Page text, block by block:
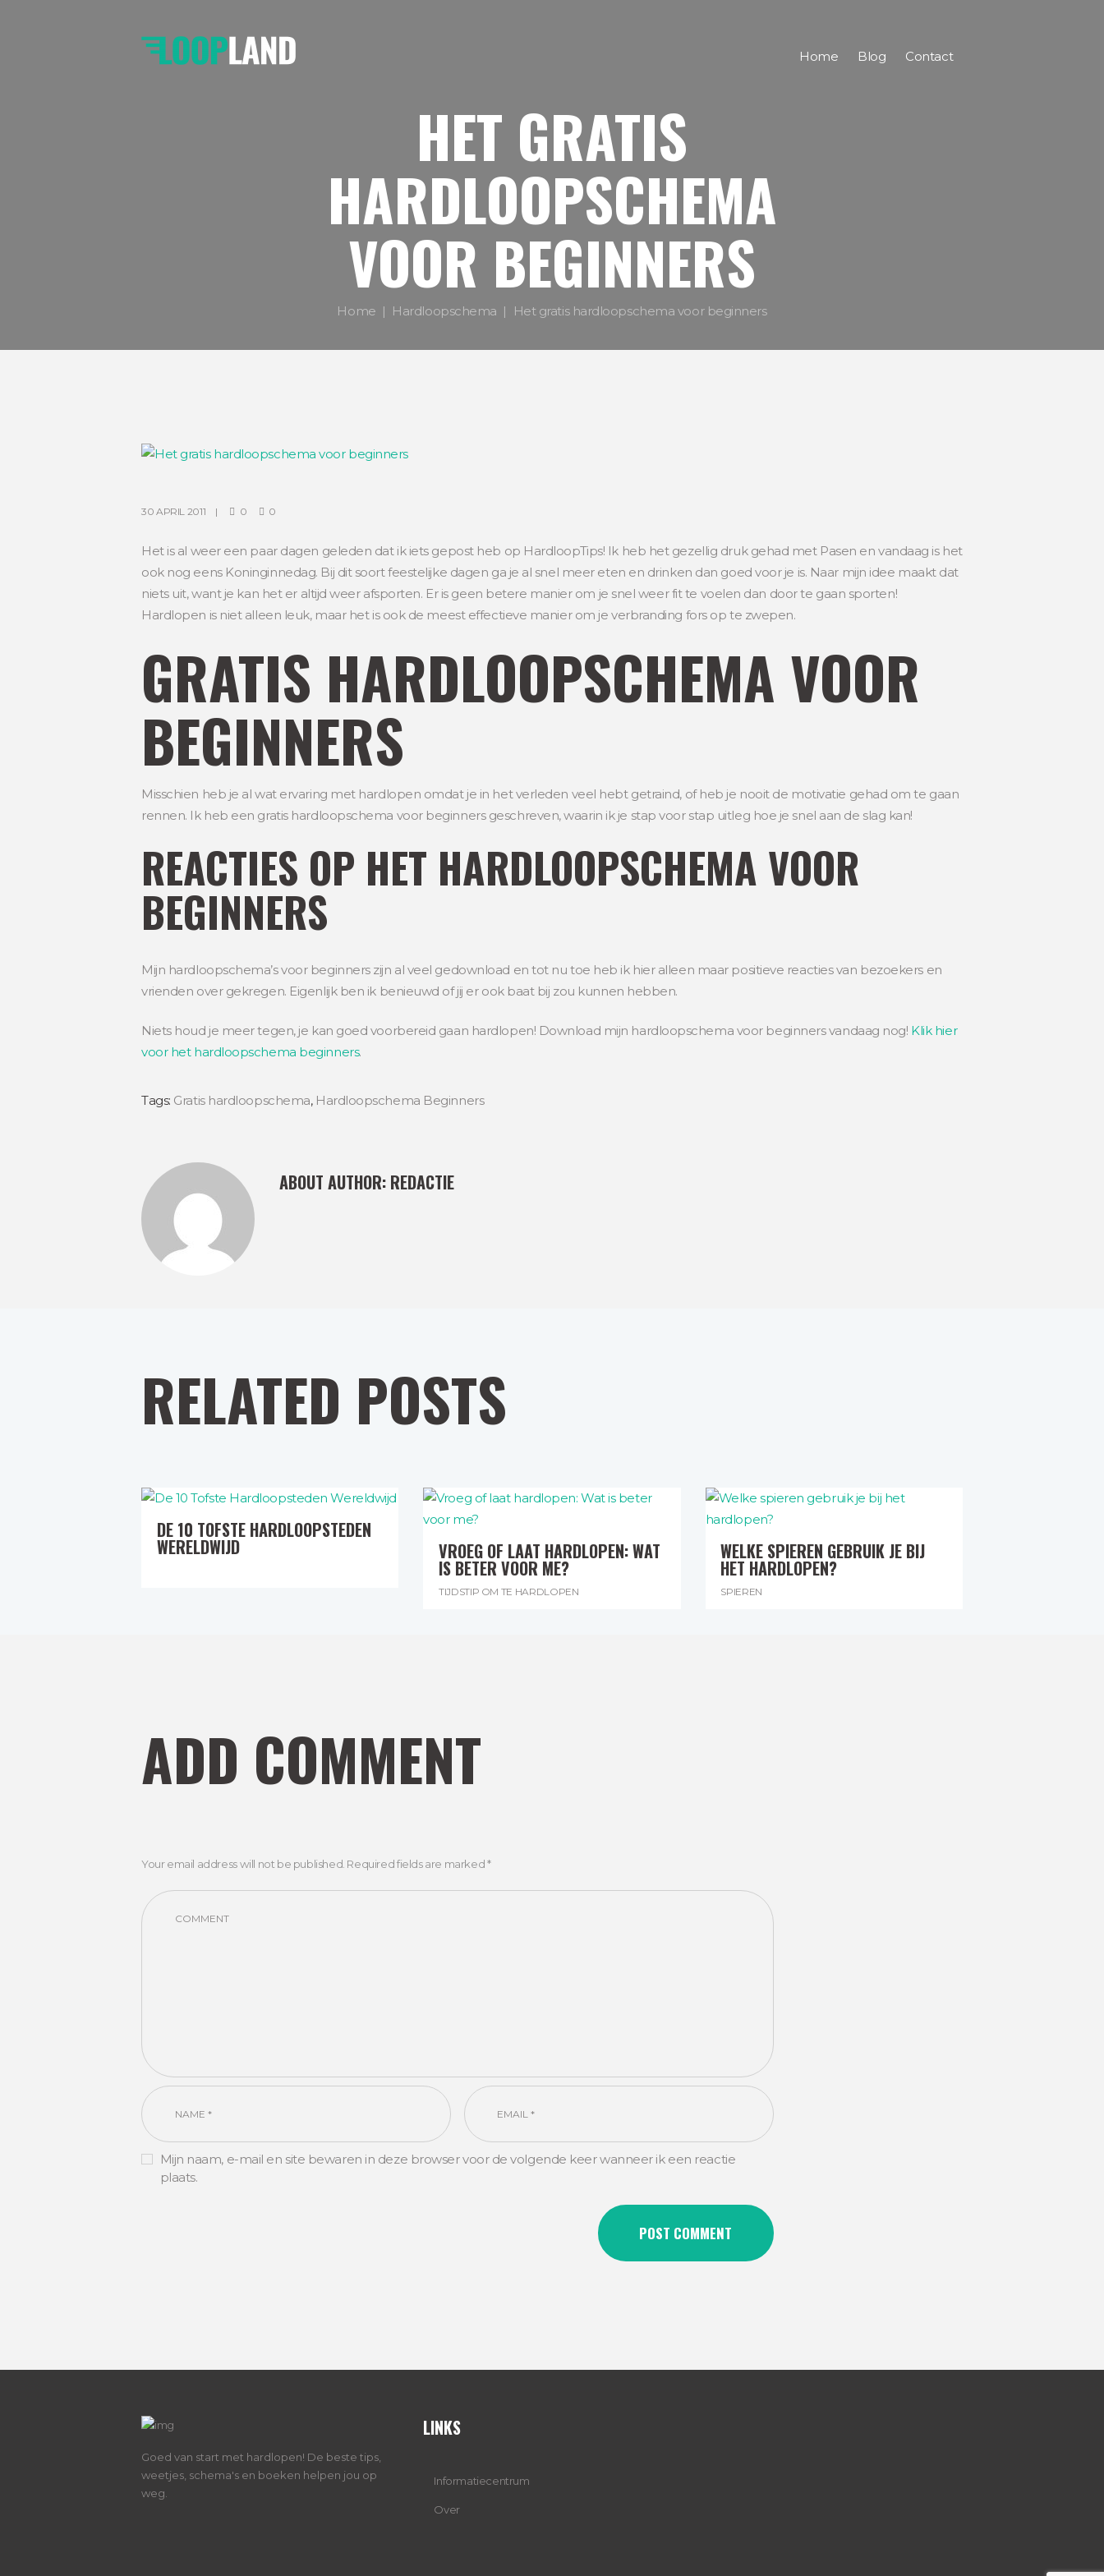
Home Blog Contact
HET GRATIS
HARDLOOPSCHEMA
VOOR BEGINNERS
Home Hardloopschema Het gratis hardloopschema voor beginners
30 APRIL 2011 0 0
Het is al weer een paar dagen geleden dat ik iets gepost heb op HardloopTips! Ik heb het gezellig druk gehad met Pasen en vandaag is het
ook nog eens Koninginnedag. Bij dit soort feestelijke dagen ga je al snel meer eten en drinken dan goed voor je is. Naar mijn idee maakt dat
niets uit, want je kan het er altijd weer afsporten. Er is geen betere manier om je snel weer fit te voelen dan door te gaan sporten!
Hardlopen is niet alleen leuk, maar het is ook de meest effectieve manier om je verbranding fors op te zwepen.
GRATIS HARDLOOPSCHEMA VOOR
BEGINNERS
Misschien heb je al wat ervaring met hardlopen omdat je in het verleden veel hebt getraind, of heb je nooit de motivatie gehad om te gaan
rennen. Ik heb een gratis hardloopschema voor beginners geschreven, waarin ik je stap voor stap uitleg hoe je snel aan de slag kan!
REACTIES OP HET HARDLOOPSCHEMA VOOR
BEGINNERS
Mijn hardloopschema’s voor beginners zijn al veel gedownload en tot nu toe heb ik hier alleen maar positieve reacties van bezoekers en
vrienden over gekregen. Eigenlijk ben ik benieuwd of jij er ook baat bij zou kunnen hebben.
Niets houd je meer tegen, je kan goed voorbereid gaan hardlopen! Download mijn hardloopschema voor beginners vandaag nog! Klik hier
voor het hardloopschema beginners.
Tags: Gratis hardloopschema, Hardloopschema Beginners
ABOUT AUTHOR: REDACTIE
RELATED POSTS
DE 10 TOFSTE HARDLOOPSTEDEN
WERELDWIJD VROEG OF LAAT HARDLOPEN: WAT
IS BETER VOOR ME?
TIJDSTIP OM TE HARDLOPEN
WELKE SPIEREN GEBRUIK JE BIJ
HET HARDLOPEN?
SPIEREN
ADD COMMENT
Your email address will not be published. Required fields are marked *
Mijn naam, e-mail en site bewaren in deze browser voor de volgende keer wanneer ik een reactie
plaats.
Goed van start met hardlopen! De beste tips,
weetjes, schema's en boeken helpen jou op
weg.
LINKS
Informatiecentrum
Over